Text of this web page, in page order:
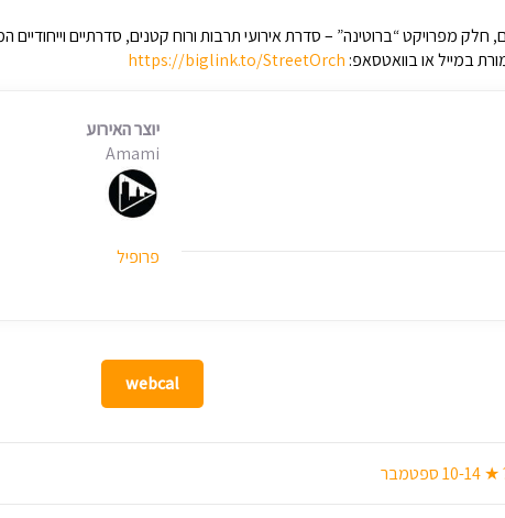
חלק מפרויקט “ברוטינה” – סדרת אירועי תרבות ורוח קטנים, סדרתיים
במייל או בוואטסאפ: https://biglink.to/StreetOrch
יוצר האירוע
Amami
פרופיל
webcal